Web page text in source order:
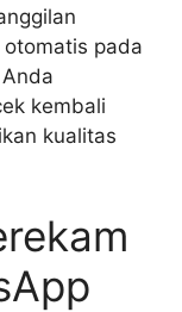
pada
kembali
kualitas